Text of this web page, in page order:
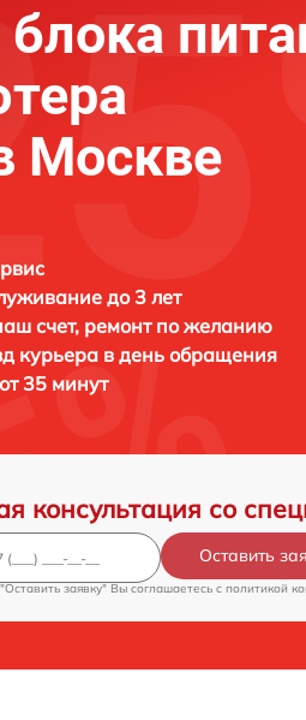
Москве
до 3 лет
счет, ремонт по желанию
курьера в день обращения
от 35 минут
консультация со
Оставить
заявку" Вы соглашаетесь c политикой